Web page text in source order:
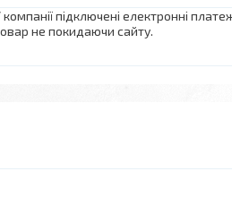
компанії підключені електронні
не покидаючи сайту.